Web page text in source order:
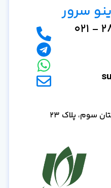
سرور
سوم، پلاک 23